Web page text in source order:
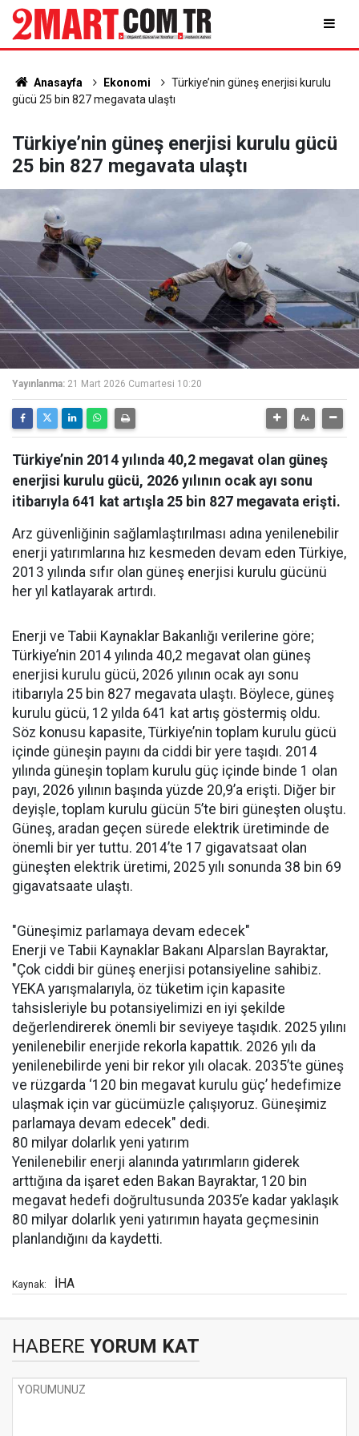
Anasayfa Ekonomi
Türkiye’nin güneş enerjisi kurulu
gücü 25 bin 827 megavata ulaştı
Türkiye’nin güneş enerjisi kurulu gücü
25 bin 827 megavata ulaştı
Yayınlanma: 21 Mart 2026 Cumartesi 10:20
Türkiye’nin 2014 yılında 40,2 megavat olan güneş
enerjisi kurulu gücü, 2026 yılının ocak ayı sonu
itibarıyla 641 kat artışla 25 bin 827 megavata erişti.
Arz güvenliğinin sağlamlaştırılması adına yenilenebilir
enerji yatırımlarına hız kesmeden devam eden Türkiye,
2013 yılında sıfır olan güneş enerjisi kurulu gücünü
her yıl katlayarak artırdı.
Enerji ve Tabii Kaynaklar Bakanlığı verilerine göre;
Türkiye’nin 2014 yılında 40,2 megavat olan güneş
enerjisi kurulu gücü, 2026 yılının ocak ayı sonu
itibarıyla 25 bin 827 megavata ulaştı. Böylece, güneş
kurulu gücü, 12 yılda 641 kat artış göstermiş oldu.
Söz konusu kapasite, Türkiye’nin toplam kurulu gücü
içinde güneşin payını da ciddi bir yere taşıdı. 2014
yılında güneşin toplam kurulu güç içinde binde 1 olan
payı, 2026 yılının başında yüzde 20,9’a erişti. Diğer bir
deyişle, toplam kurulu gücün 5’te biri güneşten oluştu.
Güneş, aradan geçen sürede elektrik üretiminde de
önemli bir yer tuttu. 2014’te 17 gigavatsaat olan
güneşten elektrik üretimi, 2025 yılı sonunda 38 bin 69
gigavatsaate ulaştı.
"Güneşimiz parlamaya devam edecek"
Enerji ve Tabii Kaynaklar Bakanı Alparslan Bayraktar,
"Çok ciddi bir güneş enerjisi potansiyeline sahibiz.
YEKA yarışmalarıyla, öz tüketim için kapasite
tahsisleriyle bu potansiyelimizi en iyi şekilde
değerlendirerek önemli bir seviyeye taşıdık. 2025 yılını
yenilenebilir enerjide rekorla kapattık. 2026 yılı da
yenilenebilirde yeni bir rekor yılı olacak. 2035’te güneş
ve rüzgarda ‘120 bin megavat kurulu güç’ hedefimize
ulaşmak için var gücümüzle çalışıyoruz. Güneşimiz
parlamaya devam edecek" dedi.
80 milyar dolarlık yeni yatırım
Yenilenebilir enerji alanında yatırımların giderek
arttığına da işaret eden Bakan Bayraktar, 120 bin
megavat hedefi doğrultusunda 2035’e kadar yaklaşık
80 milyar dolarlık yeni yatırımın hayata geçmesinin
planlandığını da kaydetti.
Kaynak: İHA
HABERE YORUM KAT